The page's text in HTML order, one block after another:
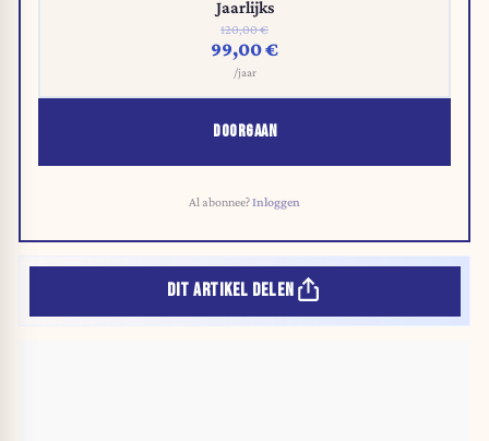
Jaarlijks
120,00 €
99,00 €
/jaar
DOORGAAN
Al abonnee?Inloggen
DIT ARTIKEL DELEN